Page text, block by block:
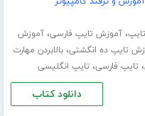
،آموزش تایپ فارسی،آموزش
تایپ ده انگشتی،بالابردن مهارت
، تایپ فارسی، تایپ انگلیسی
دانلود کتاب